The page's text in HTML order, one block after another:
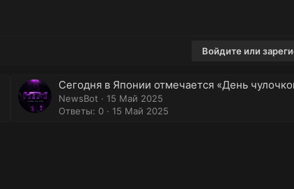
Войдите или
Сегодня в Японии отмечается «День
NewsBot
15 Май 2025
Ответы: 0
15 Май 2025